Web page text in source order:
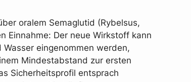
oralem Semaglutid (Rybelsus,
Einnahme: Der neue Wirkstoff kann
eingenommen werden,
Mindestabstand zur ersten
Sicherheitsprofil entsprach